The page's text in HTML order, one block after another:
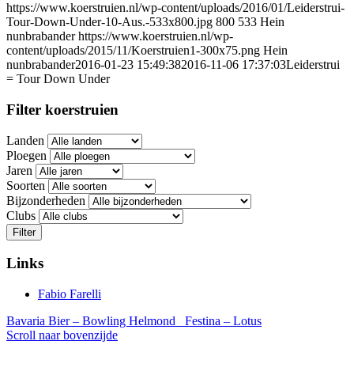
https://www.koerstruien.nl/wp-content/uploads/2016/01/Leiderstrui-
Tour-Down-Under-10-Aus.-533x800.jpg 800 533 Hein
nunbrabander https://www.koerstruien.nl/wp-
content/uploads/2015/11/Koerstruien1-300x75.png Hein
nunbrabander2016-01-23 15:49:382016-11-06 17:37:03Leiderstrui
= Tour Down Under
Filter koerstruien
Landen
Ploegen
Jaren
Soorten
Bijzonderheden
Clubs
Filter
Links
Fabio Farelli
Bavaria Bier – Bowling Helmond
Festina – Lotus
Scroll naar bovenzijde